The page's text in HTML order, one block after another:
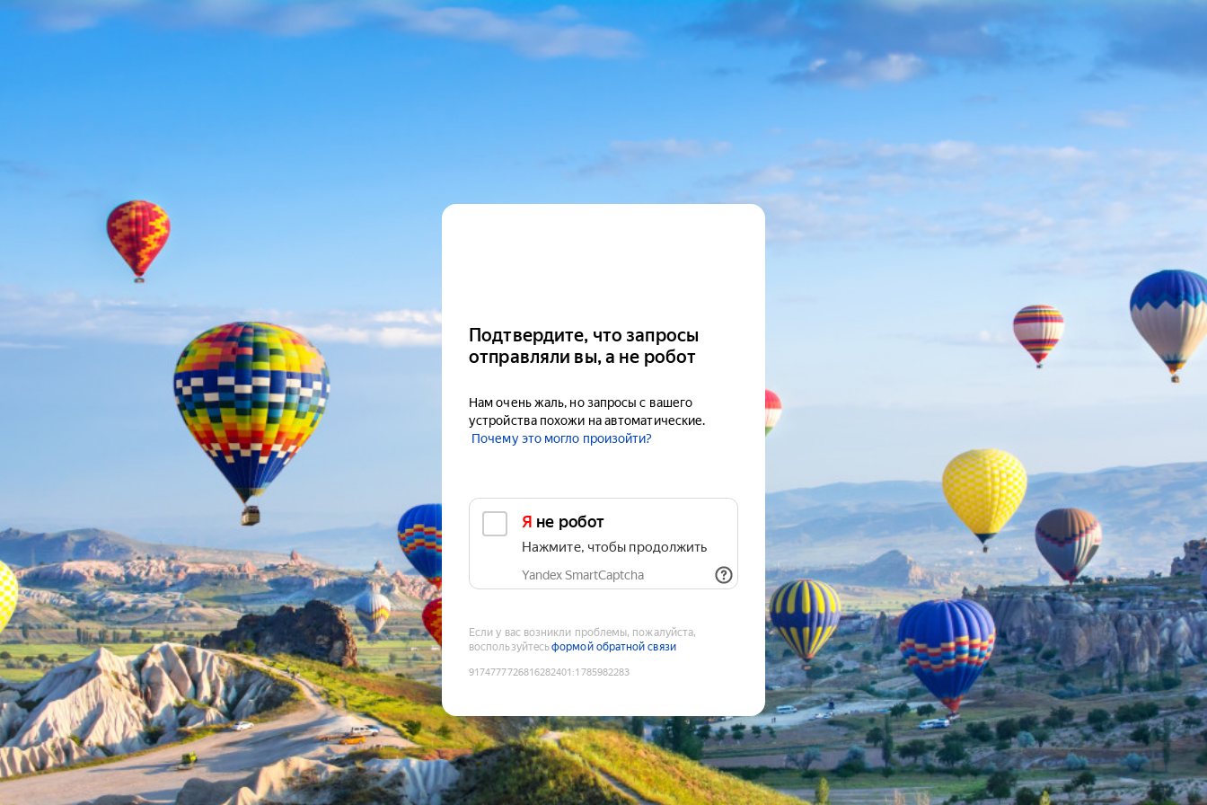
Подтвердите, что запросы
отправляли вы, а не робот
Нам очень жаль, но запросы с вашего
устройства похожи на автоматические.
Почему это могло произойти?
Я не робот
Нажмите, чтобы продолжить
Yandex SmartCaptcha
Если у вас возникли проблемы, пожалуйста,
воспользуйтесьформой обратной связи
9174777726816282401 :1785982283